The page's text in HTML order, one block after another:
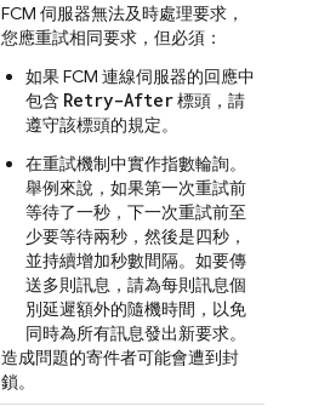
FCM 伺服器無法及時處理要求，
您應重試相同要求，但必須：
如果FCM 連線伺服器的回應中
包含 Retry-After標頭，請
遵守該標頭的規定。
在重試機制中實作指數輪詢。
舉例來說，如果第一次重試前
等待了一秒，下一次重試前至
少要等待兩秒，然後是四秒，
並持續增加秒數間隔。如要傳
送多則訊息，請為每則訊息個
別延遲額外的隨機時間，以免
同時為所有訊息發出新要求。
造成問題的寄件者可能會遭到封
鎖。